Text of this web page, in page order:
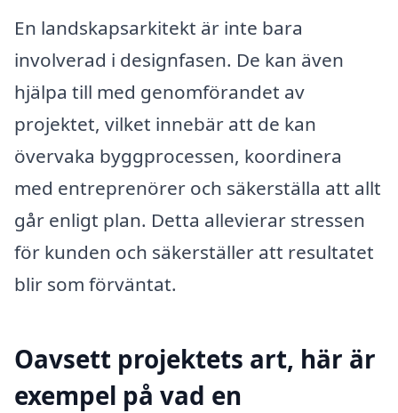
En landskapsarkitekt är inte bara
involverad i designfasen. De kan även
hjälpa till med genomförandet av
projektet, vilket innebär att de kan
övervaka byggprocessen, koordinera
med entreprenörer och säkerställa att allt
går enligt plan. Detta allevierar stressen
för kunden och säkerställer att resultatet
blir som förväntat.
Oavsett projektets art, här är
exempel på vad en